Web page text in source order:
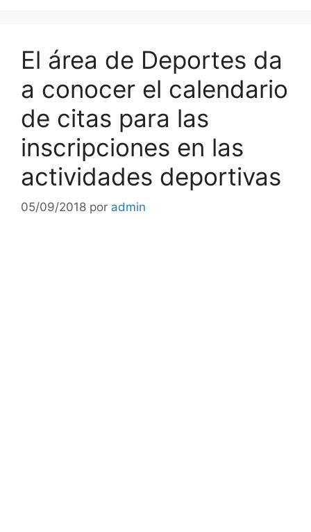
El área de Deportes da
a conocer el calendario
de citas para las
inscripciones en las
actividades deportivas
05/09/2018 por admin